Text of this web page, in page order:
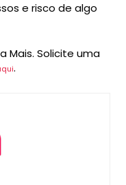
e risco de algo
Mais. Solicite uma
.